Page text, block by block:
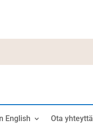
English Ota yhteyttä